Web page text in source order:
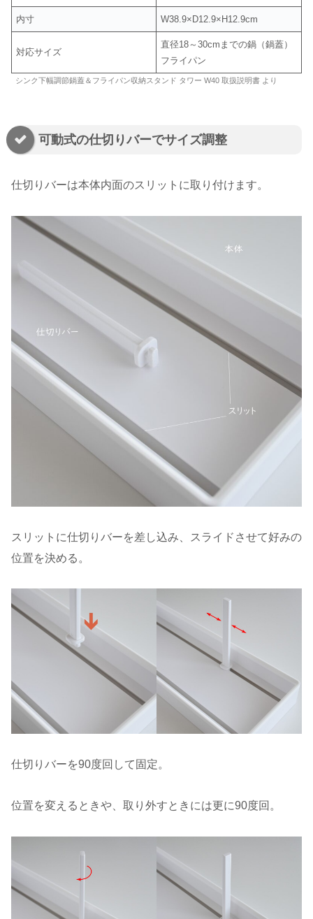
内寸 W38.9×D12.9×H12.9cm
対応サイズ
直径18～30cmまでの鍋（鍋蓋）
フライパン
シンク下幅調節鍋蓋＆フライパン収納スタンド タワー W40 取扱説明書 より
可動式の仕切りバーでサイズ調整
仕切りバーは本体内面のスリットに取り付けます。
スリットに仕切りバーを差し込み、スライドさせて好みの
位置を決める。
仕切りバーを90度回して固定。
位置を変えるときや、取り外すときには更に90度回。